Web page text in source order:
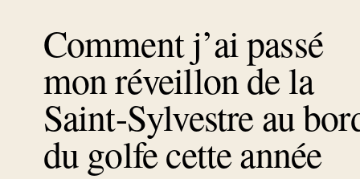
Comment j’ai passé
mon réveillon de la
Saint-Sylvestre au
du golfe cette année